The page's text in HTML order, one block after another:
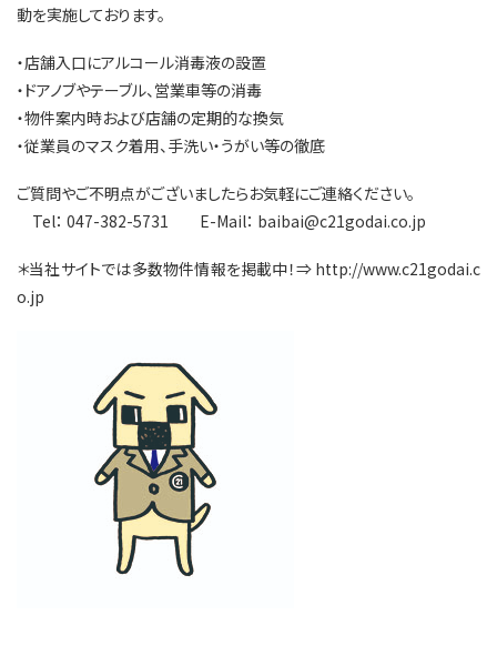
動を実施しております。
・店舗入口にアルコール消毒液の設置
・ドアノブやテーブル、営業車等の消毒
・物件案内時および店舗の定期的な換気
・従業員のマスク着用、手洗い・うがい等の徹底
ご質問やご不明点がございましたらお気軽にご連絡ください。
Tel： 047-382-5731 E-Mail： baibai@c21godai.co.jp
＊当社サイトでは多数物件情報を掲載中！⇒ http://www.c21godai.c
o.jp